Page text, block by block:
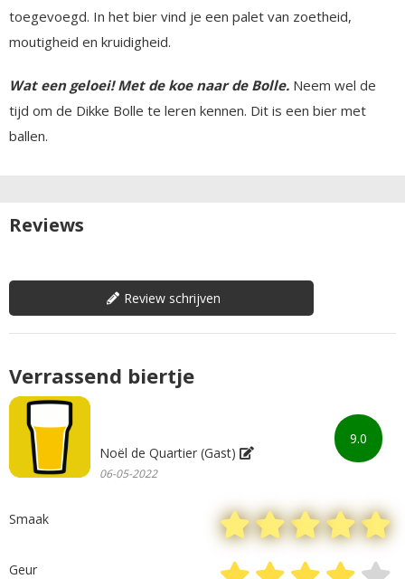
toegevoegd. In het bier vind je een palet van zoetheid,
moutigheid en kruidigheid.
Wat een geloei! Met de koe naar de Bolle. Neem wel de
tijd om de Dikke Bolle te leren kennen. Dit is een bier met
ballen.
Reviews
Review schrijven
9.0
Verrassend biertje
Noël de Quartier (Gast)
06-05-2022
Smaak
Geur